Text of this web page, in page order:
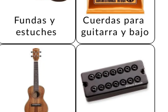
Fundas y
estuches
Cuerdas para
guitarra y bajo